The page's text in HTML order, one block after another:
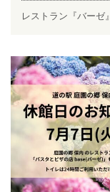
レストラン『バーゼ』